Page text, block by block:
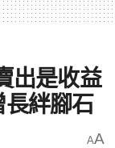
出是收益
絆腳石
AA